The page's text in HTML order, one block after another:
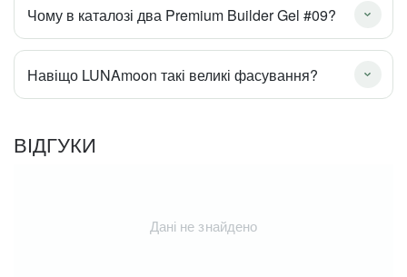
Чому в каталозі два Premium Builder Gel #09?
Навіщо LUNAmoon такі великі фасування?
ВІДГУКИ
Дані не знайдено